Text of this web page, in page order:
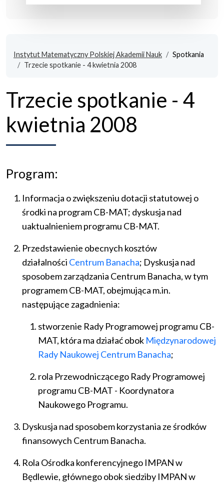
Instytut Matematyczny Polskiej Akademii Nauk
Spotkania
Trzecie spotkanie - 4 kwietnia 2008
Trzecie spotkanie - 4
kwietnia 2008
Program:
Informacja o zwiększeniu dotacji statutowej o
środki na program CB-MAT; dyskusja nad
uaktualnieniem programu CB-MAT.
Przedstawienie obecnych kosztów
działalności Centrum Banacha; Dyskusja nad
sposobem zarządzania Centrum Banacha, w tym
programem CB-MAT, obejmująca m.in.
następujące zagadnienia:
stworzenie Rady Programowej programu CB-
MAT, która ma działać obok Międzynarodowej
Rady Naukowej Centrum Banacha;
rola Przewodniczącego Rady Programowej
programu CB-MAT - Koordynatora
Naukowego Programu.
Dyskusja nad sposobem korzystania ze środków
finansowych Centrum Banacha.
Rola Ośrodka konferencyjnego IMPAN w
Będlewie, głównego obok siedziby IMPAN w